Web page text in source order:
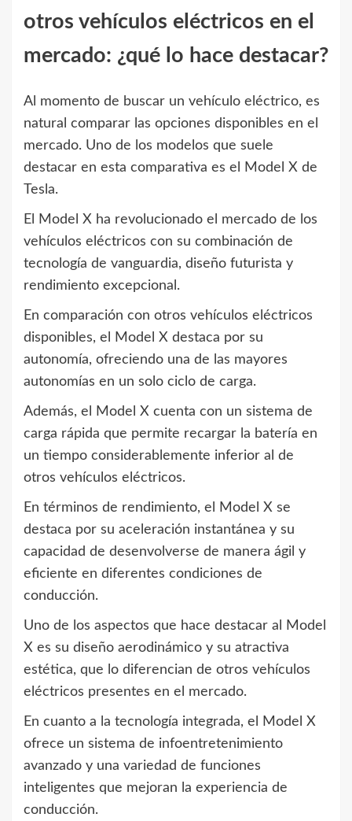
otros vehículos eléctricos en el
mercado: ¿qué lo hace destacar?
Al momento de buscar un vehículo eléctrico, es
natural comparar las opciones disponibles en el
mercado. Uno de los modelos que suele
destacar en esta comparativa es el Model X de
Tesla.
El Model X ha revolucionado el mercado de los
vehículos eléctricos con su combinación de
tecnología de vanguardia, diseño futurista y
rendimiento excepcional.
En comparación con otros vehículos eléctricos
disponibles, el Model X destaca por su
autonomía, ofreciendo una de las mayores
autonomías en un solo ciclo de carga.
Además, el Model X cuenta con un sistema de
carga rápida que permite recargar la batería en
un tiempo considerablemente inferior al de
otros vehículos eléctricos.
En términos de rendimiento, el Model X se
destaca por su aceleración instantánea y su
capacidad de desenvolverse de manera ágil y
eficiente en diferentes condiciones de
conducción.
Uno de los aspectos que hace destacar al Model
X es su diseño aerodinámico y su atractiva
estética, que lo diferencian de otros vehículos
eléctricos presentes en el mercado.
En cuanto a la tecnología integrada, el Model X
ofrece un sistema de infoentretenimiento
avanzado y una variedad de funciones
inteligentes que mejoran la experiencia de
conducción.